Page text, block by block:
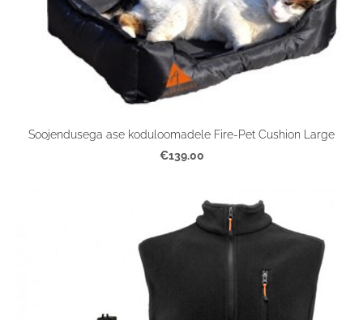
Soojendusega ase koduloomadele Fire-Pet Cushion Large
€139.00